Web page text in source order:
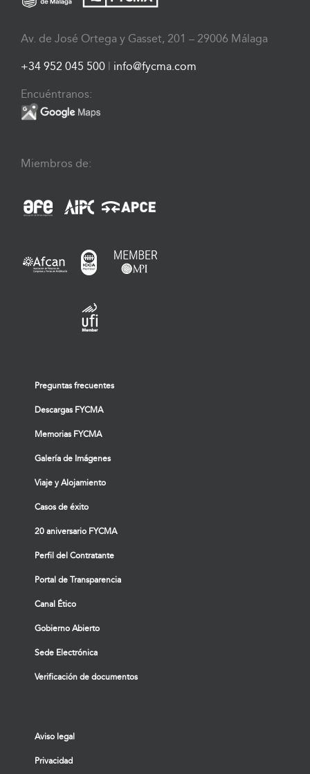
Av. de José Ortega y Gasset, 201 – 29006 Málaga
+34 952 045 500 | info@fycma.com
Encuéntranos:
Miembros de:
Preguntas frecuentes
Descargas FYCMA
Memorias FYCMA
Galería de Imágenes
Viaje y Alojamiento
Casos de éxito
20 aniversario FYCMA
Perfil del Contratante
Portal de Transparencia
Canal Ético
Gobierno Abierto
Sede Electrónica
Verificación de documentos
Aviso legal
Privacidad